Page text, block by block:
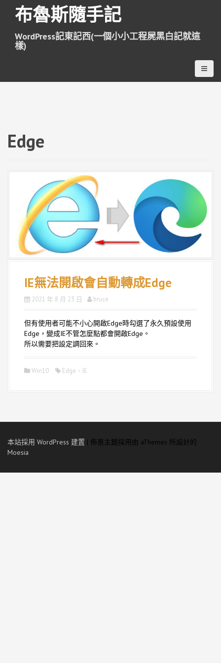
布魯斯隨手記
WordPress記東記西(一個小小工程屍黑白記就這
樣)
Edge
IE無法開啟會自動轉成Edge
2021 年 8 月 23 日 bruce
但有使用者可能不小心開啟Edge時勾選了永久預設使用
Edge，變成IE不管怎麼點都會開啟Edge。
所以需要把設定調回來。
Win10 Edge 、 IE
本站採用 WordPress 建置 | 佈景主題採用由 aThemes 所設計的
Moesia